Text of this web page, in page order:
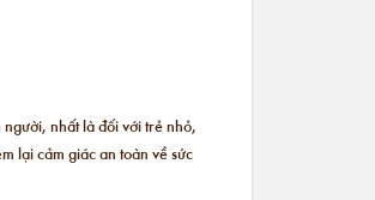
nhất là đối với trẻ nhỏ,
lại cảm giác an toàn về sức